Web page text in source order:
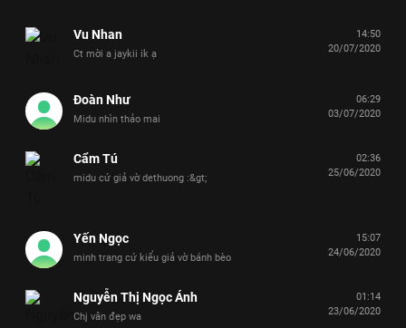
Vu Nhan
Ct mời a jaykii ik ạ
14:50
20/07/2020
Đoàn Như
Midu nhìn thảo mai
06:29
03/07/2020
Cẩm Tú
midu cứ giả vờ dethuong :&gt;
02:36
25/06/2020
Yến Ngọc
minh trang cứ kiểu giả vờ bánh bèo
15:07
24/06/2020
Nguyễn Thị Ngọc Ánh
Chj vân đẹp wa
01:14
23/06/2020